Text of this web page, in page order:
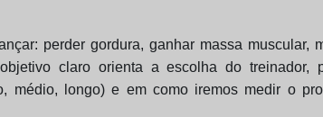
perder gordura, ganhar massa muscular,
claro orienta a escolha do treinador,
médio, longo) e em como iremos medir o